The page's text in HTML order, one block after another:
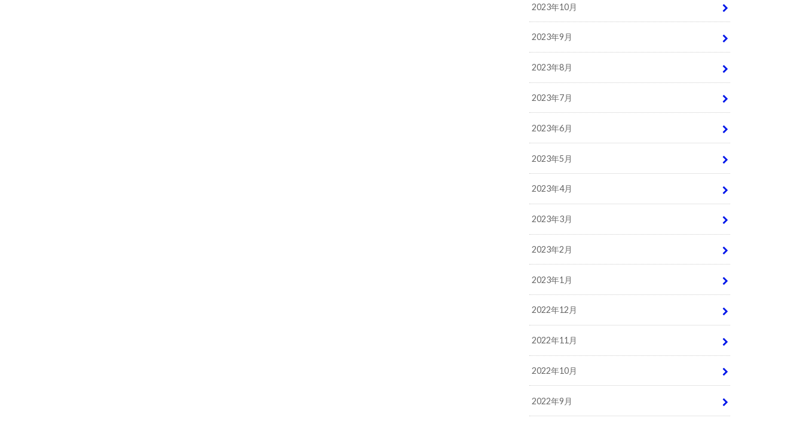
2023年10月
2023年9月
2023年8月
2023年7月
2023年6月
2023年5月
2023年4月
2023年3月
2023年2月
2023年1月
2022年12月
2022年11月
2022年10月
2022年9月